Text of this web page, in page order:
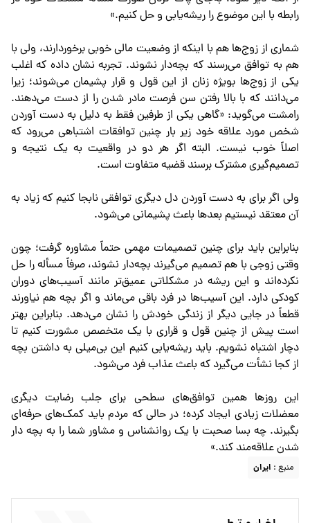
رابطه با این موضوع را ریشه‌یابی و حل کنیم.»
شماری از زوج‌ها هم با اینکه از وضعیت مالی خوبی برخوردارند، ولی با
هم به توافق می‌رسند که بچه‌دار نشوند. تجربه نشان داده که اغلب
یکی از زوج‌ها بویژه زنان از این قول و قرار پشیمان می‌شوند؛ زیرا
می‌دانند که با بالا رفتن سن فرصت مادر شدن را از دست می‌دهند.
رامشت می‌گوید: «گاهی یکی از طرفین فقط به دلیل به دست آوردن
شخص مورد علاقه خود زیر بار چنین توافقات اشتباهی می‌رود که
اصلاً خوب نیست. البته اگر هر دو در واقعیت به یک نتیجه و
تصمیم‌گیری مشترک برسند قضیه متفاوت است.
ولی اگر برای به دست آوردن دل دیگری توافقی نابجا کنیم که زیاد به
آن معتقد نیستیم بعدها باعث پشیمانی می‌شود.
بنابراین باید برای چنین تصمیمات مهمی حتماً مشاوره گرفت؛ چون
وقتی زوجی با هم تصمیم می‌گیرند بچه‌دار نشوند، صرفاً مسأله را حل
نکرده‌اند و این ریشه در مشکلاتی عمیق‌تر مانند آسیب‌های دوران
کودکی دارد. این آسیب‌ها در فرد باقی می‌ماند و اگر بچه هم نیاورند
قطعاً در جایی دیگر از زندگی خودش را نشان می‌دهد. بنابراین بهتر
است پیش از چنین قول و قراری با یک متخصص مشورت کنیم تا
دچار اشتباه نشویم. باید ریشه‌یابی کنیم این بی‌میلی به داشتن بچه
از کجا نشأت می‌گیرد که باعث عذاب فرد می‌شود.
این روزها همین توافق‌های سطحی برای جلب رضایت دیگری
معضلات زیادی ایجاد کرده؛ در حالی که مردم باید کمک‌های حرفه‌ای
بگیرند. چه بسا صحبت با یک روانشناس و مشاور شما را به بچه دار
شدن علاقه‌مند کند.»
منبع : ایران